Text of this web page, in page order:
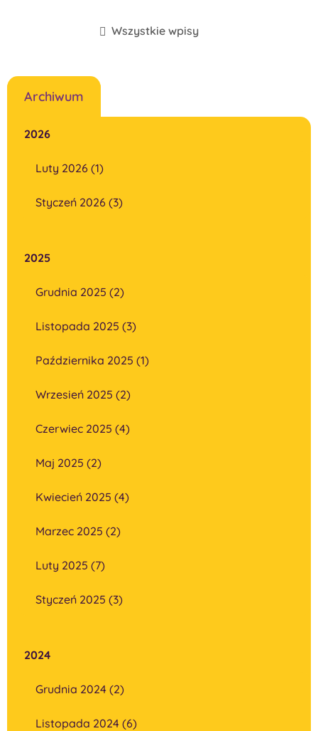
Wszystkie wpisy
Archiwum
2026
Luty 2026 (1)
Styczeń 2026 (3)
2025
Grudnia 2025 (2)
Listopada 2025 (3)
Października 2025 (1)
Wrzesień 2025 (2)
Czerwiec 2025 (4)
Maj 2025 (2)
Kwiecień 2025 (4)
Marzec 2025 (2)
Luty 2025 (7)
Styczeń 2025 (3)
2024
Grudnia 2024 (2)
Listopada 2024 (6)